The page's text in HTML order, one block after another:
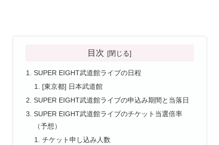
目次
SUPER EIGHT武道館ライブの日程
[東京都] 日本武道館
SUPER EIGHT武道館ライブの申込み期間と当落日
SUPER EIGHT武道館ライブのチケット当選倍率
（予想）
チケット申し込み人数